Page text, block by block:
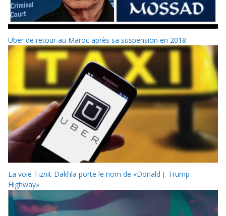
Uber de retour au Maroc après sa suspension en 2018
La voie Tiznit-Dakhla porte le nom de «Donald J. Trump
Highway»